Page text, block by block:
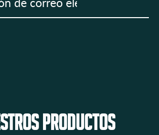
Productos